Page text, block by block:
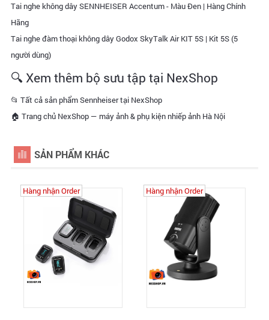
Tai nghe không dây SENNHEISER Accentum - Màu Đen | Hàng Chính
Hãng
Tai nghe đàm thoại không dây Godox SkyTalk Air KIT 5S | Kit 5S (5
người dùng)
🔍 Xem thêm bộ sưu tập tại NexShop
📂 Tất cả sản phẩm Sennheiser tại NexShop
🏠 Trang chủ NexShop — máy ảnh & phụ kiện nhiếp ảnh Hà Nội
SẢN PHẨM KHÁC
Hàng nhận Order Hàng nhận Order